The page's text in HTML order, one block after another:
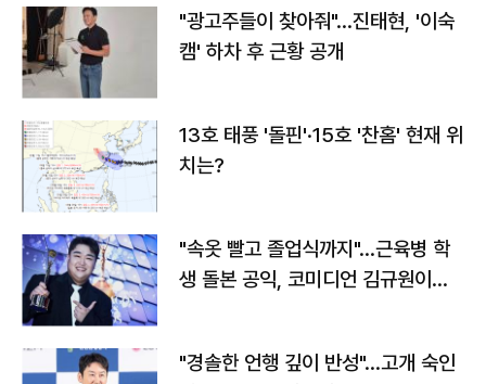
"광고주들이 찾아줘"…진태현, '이숙
캠' 하차 후 근황 공개
13호 태풍 '돌핀'·15호 '찬홈' 현재 위
치는?
"속옷 빨고 졸업식까지"…근육병 학
생 돌본 공익, 코미디언 김규원이었
"경솔한 언행 깊이 반성"…고개 숙인